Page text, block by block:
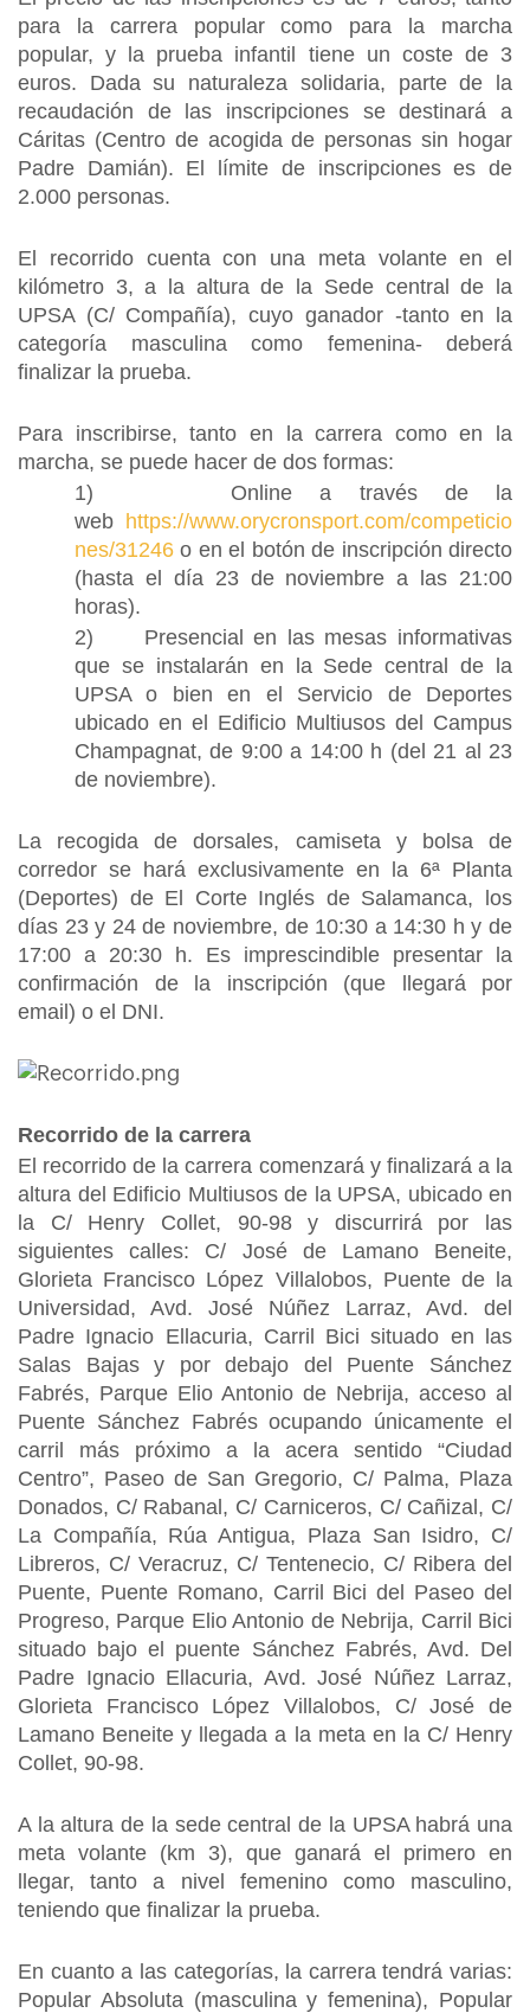
para la carrera popular como para la marcha
popular, y la prueba infantil tiene un coste de 3
euros. Dada su naturaleza solidaria, parte de la
recaudación de las inscripciones se destinará a
Cáritas (Centro de acogida de personas sin hogar
Padre Damián). El límite de inscripciones es de
2.000 personas.
El recorrido cuenta con una meta volante en el
kilómetro 3, a la altura de la Sede central de la
UPSA (C/ Compañía), cuyo ganador -tanto en la
categoría masculina como femenina- deberá
finalizar la prueba.
Para inscribirse, tanto en la carrera como en la
marcha, se puede hacer de dos formas:
1) Online a través de la
web https://www.orycronsport.com/competicio
nes/31246 o en el botón de inscripción directo
(hasta el día 23 de noviembre a las 21:00
horas).
2) Presencial en las mesas informativas
que se instalarán en la Sede central de la
UPSA o bien en el Servicio de Deportes
ubicado en el Edificio Multiusos del Campus
Champagnat, de 9:00 a 14:00 h (del 21 al 23
de noviembre).
La recogida de dorsales, camiseta y bolsa de
corredor se hará exclusivamente en la 6ª Planta
(Deportes) de El Corte Inglés de Salamanca, los
días 23 y 24 de noviembre, de 10:30 a 14:30 h y de
17:00 a 20:30 h. Es imprescindible presentar la
confirmación de la inscripción (que llegará por
email) o el DNI.
Recorrido de la carrera
El recorrido de la carrera comenzará y finalizará a la
altura del Edificio Multiusos de la UPSA, ubicado en
la C/ Henry Collet, 90-98 y discurrirá por las
siguientes calles: C/ José de Lamano Beneite,
Glorieta Francisco López Villalobos, Puente de la
Universidad, Avd. José Núñez Larraz, Avd. del
Padre Ignacio Ellacuria, Carril Bici situado en las
Salas Bajas y por debajo del Puente Sánchez
Fabrés, Parque Elio Antonio de Nebrija, acceso al
Puente Sánchez Fabrés ocupando únicamente el
carril más próximo a la acera sentido “Ciudad
Centro”, Paseo de San Gregorio, C/ Palma, Plaza
Donados, C/ Rabanal, C/ Carniceros, C/ Cañizal, C/
La Compañía, Rúa Antigua, Plaza San Isidro, C/
Libreros, C/ Veracruz, C/ Tentenecio, C/ Ribera del
Puente, Puente Romano, Carril Bici del Paseo del
Progreso, Parque Elio Antonio de Nebrija, Carril Bici
situado bajo el puente Sánchez Fabrés, Avd. Del
Padre Ignacio Ellacuria, Avd. José Núñez Larraz,
Glorieta Francisco López Villalobos, C/ José de
Lamano Beneite y llegada a la meta en la C/ Henry
Collet, 90-98.
A la altura de la sede central de la UPSA habrá una
meta volante (km 3), que ganará el primero en
llegar, tanto a nivel femenino como masculino,
teniendo que finalizar la prueba.
En cuanto a las categorías, la carrera tendrá varias:
Popular Absoluta (masculina y femenina), Popular